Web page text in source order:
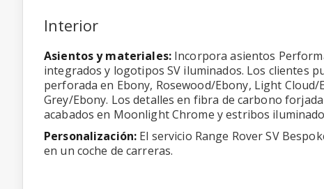
Interior
Asientos y materiales:Incorpora asientos
integrados y logotipos SV iluminados. Los clientes
perforada en Ebony, Rosewood/Ebony, Light
Grey/Ebony. Los detalles en fibra de carbono
acabados en Moonlight Chrome y estribos
Personalización: El servicio Range Rover SV
en un coche de carreras.